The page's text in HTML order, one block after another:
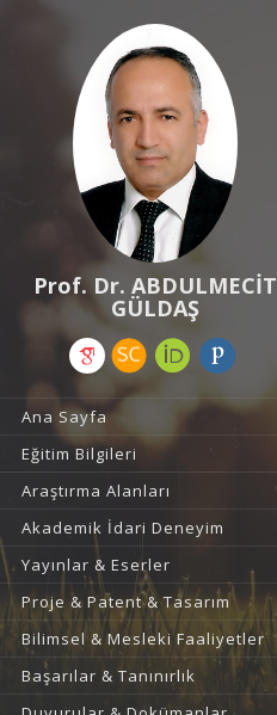
Prof. Dr. ABDULMECİT
GÜLDAŞ
Ana Sayfa
Eğitim Bilgileri
Araştırma Alanları
Akademik İdari Deneyim
Yayınlar & Eserler
Proje & Patent & Tasarım
Bilimsel & Mesleki Faaliyetler
Başarılar & Tanınırlık